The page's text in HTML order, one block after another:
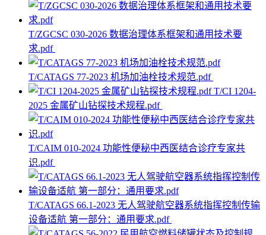
T/ZGCSC 030-2026 数据治理体系框架和通用技术要
求.pdf
T/CATAGS 77-2023 机场加油栓技术规范.pdf
T/CI 1204-
2025 金属矿山钻探技术规程.pdf
T/CAIM 010-2024 功能性便秘中西医结合诊疗专家共
识.pdf
T/CATAGS 66.1-2023 无人驾驶航空器系统指挥控制传输
设备适航 第一部分：通用要求.pdf